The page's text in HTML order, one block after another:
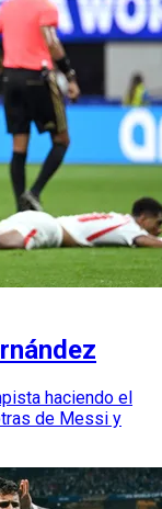
haciendo el
de Messi y